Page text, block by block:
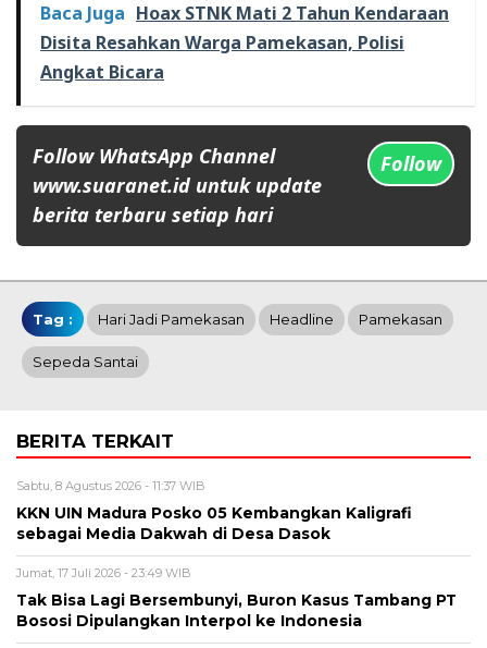
Baca Juga Hoax STNK Mati 2 Tahun Kendaraan
Disita Resahkan Warga Pamekasan, Polisi
Angkat Bicara
Follow WhatsApp Channel
www.suaranet.id untuk update
berita terbaru setiap hari
Follow
Tag : Hari Jadi Pamekasan Headline Pamekasan
Sepeda Santai
BERITA TERKAIT
Sabtu, 8 Agustus 2026 - 11:37 WIB
KKN UIN Madura Posko 05 Kembangkan Kaligrafi
sebagai Media Dakwah di Desa Dasok
Jumat, 17 Juli 2026 - 23:49 WIB
Tak Bisa Lagi Bersembunyi, Buron Kasus Tambang PT
Bososi Dipulangkan Interpol ke Indonesia